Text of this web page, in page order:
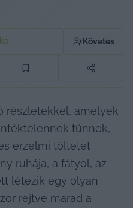
Követés
részletekkel, amelyek
tűnnek,
érzelmi töltetet
ruhája, a fátyol, az
létezik egy olyan
rejtve marad a